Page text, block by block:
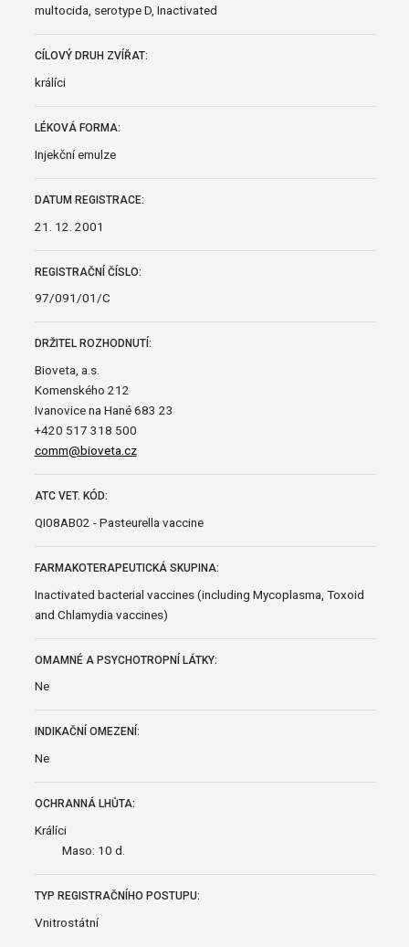
multocida, serotype D, Inactivated
CÍLOVÝ DRUH ZVÍŘAT:
králíci
LÉKOVÁ FORMA:
Injekční emulze
DATUM REGISTRACE:
21. 12. 2001
REGISTRAČNÍ ČÍSLO:
97/091/01/C
DRŽITEL ROZHODNUTÍ:
Bioveta, a.s.
Komenského 212
Ivanovice na Hané 683 23
+420 517 318 500
comm@bioveta.cz
ATC VET. KÓD:
QI08AB02 - Pasteurella vaccine
FARMAKOTERAPEUTICKÁ SKUPINA:
Inactivated bacterial vaccines (including Mycoplasma, Toxoid
and Chlamydia vaccines)
OMAMNÉ A PSYCHOTROPNÍ LÁTKY:
Ne
INDIKAČNÍ OMEZENÍ:
Ne
OCHRANNÁ LHŮTA:
Králíci
Maso: 10 d.
TYP REGISTRAČNÍHO POSTUPU:
Vnitrostátní